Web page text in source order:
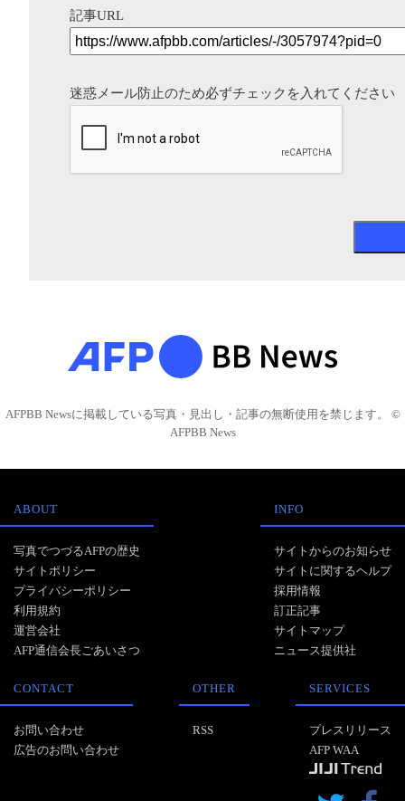
記事URL
迷惑メール防止のため必ずチェックを入れてください
AFPBB Newsに掲載している写真・見出し・記事の無断使用を禁じます。 ©
AFPBB News
ABOUT
写真でつづるAFPの歴史
サイトポリシー
プライバシーポリシー
利用規約
運営会社
AFP通信会長ごあいさつ
INFO
サイトからのお知らせ
サイトに関するヘルプ
採用情報
訂正記事
サイトマップ
ニュース提供社
CONTACT
お問い合わせ
広告のお問い合わせ
OTHER
RSS
SERVICES
プレスリリース
AFP WAA